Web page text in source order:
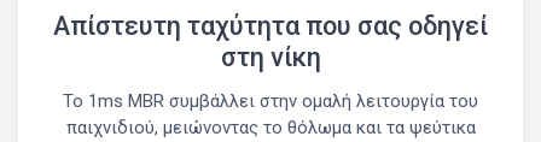
Απίστευτη ταχύτητα που σας οδηγεί
στη νίκη
Το 1ms MBR συμβάλλει στην ομαλή λειτουργία του
παιχνιδιού, μειώνοντας το θόλωμα και τα ψεύτικα